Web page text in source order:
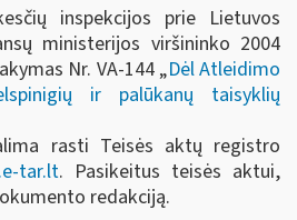
inspekcijos prie Lietuvos
ministerijos viršininko 2004
Nr. VA-144 „Dėl Atleidimo
ir palūkanų taisyklių
rasti Teisės aktų registro
tar.lt. Pasikeitus teisės aktui,
redakciją.